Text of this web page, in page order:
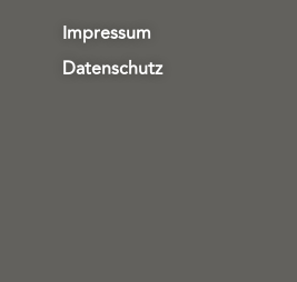
Impressum
Datenschutz